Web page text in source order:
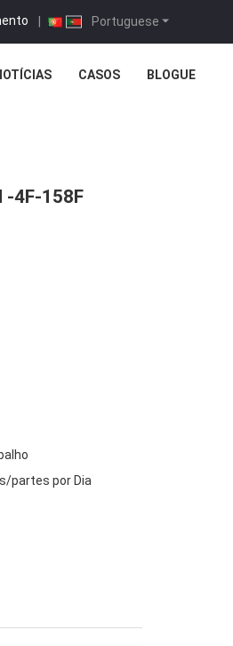
Portuguese
|
CASOS BLOGUE
-4F-158F
partes por Dia